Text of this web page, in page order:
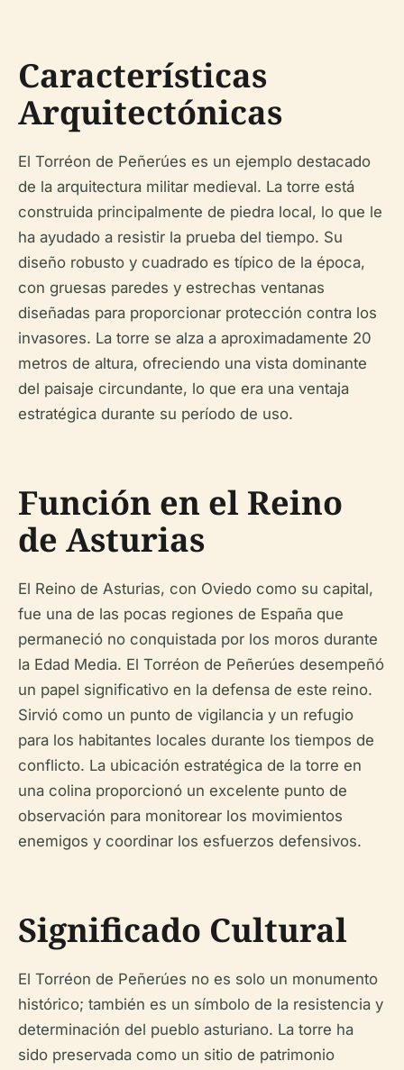
Características
Arquitectónicas
El Torréon de Peñerúes es un ejemplo destacado
de la arquitectura militar medieval. La torre está
construida principalmente de piedra local, lo que le
ha ayudado a resistir la prueba del tiempo. Su
diseño robusto y cuadrado es típico de la época,
con gruesas paredes y estrechas ventanas
diseñadas para proporcionar protección contra los
invasores. La torre se alza a aproximadamente 20
metros de altura, ofreciendo una vista dominante
del paisaje circundante, lo que era una ventaja
estratégica durante su período de uso.
Función en el Reino
de Asturias
El Reino de Asturias, con Oviedo como su capital,
fue una de las pocas regiones de España que
permaneció no conquistada por los moros durante
la Edad Media. El Torréon de Peñerúes desempeñó
un papel significativo en la defensa de este reino.
Sirvió como un punto de vigilancia y un refugio
para los habitantes locales durante los tiempos de
conflicto. La ubicación estratégica de la torre en
una colina proporcionó un excelente punto de
observación para monitorear los movimientos
enemigos y coordinar los esfuerzos defensivos.
Significado Cultural
El Torréon de Peñerúes no es solo un monumento
histórico; también es un símbolo de la resistencia y
determinación del pueblo asturiano. La torre ha
sido preservada como un sitio de patrimonio